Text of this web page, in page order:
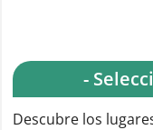
-
Descubre los